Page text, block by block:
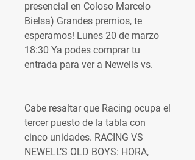
presencial en Coloso Marcelo
Bielsa) Grandes premios, te
esperamos! Lunes 20 de marzo
18:30 Ya podes comprar tu
entrada para ver a Newells vs.
Cabe resaltar que Racing ocupa el
tercer puesto de la tabla con
cinco unidades. RACING VS
NEWELL’S OLD BOYS: HORA,